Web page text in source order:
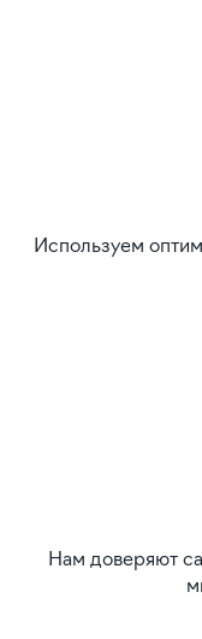
Используем
Нам доверяют